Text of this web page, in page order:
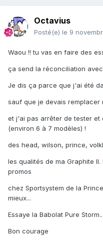
Octavius
Posté(e) le 9
Waou !! tu vas en faire des
ça send la réconciliation
Je dis ça parce que j'ai été
sauf que je devais remplacer
et j'ai pas arrêter de tester
(environ 6 à 7 modèles) !
des head, wilson, prince,
les qualités de ma Graphite
promos
chez Sportsystem de la
mieux...
Essaye la Babolat Pure Storm..
Bon courage